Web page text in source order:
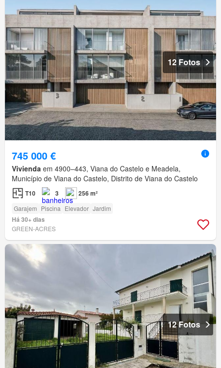
12 Fotos
745 000 €
Vivienda em 4900–443, Viana do Castelo e Meadela,
Município de Viana do Castelo, Distrito de Viana do Castelo
T10 3 256 m²
Garajem Piscina Elevador Jardim
Há 30+ dias
GREEN-ACRES
12 Fotos